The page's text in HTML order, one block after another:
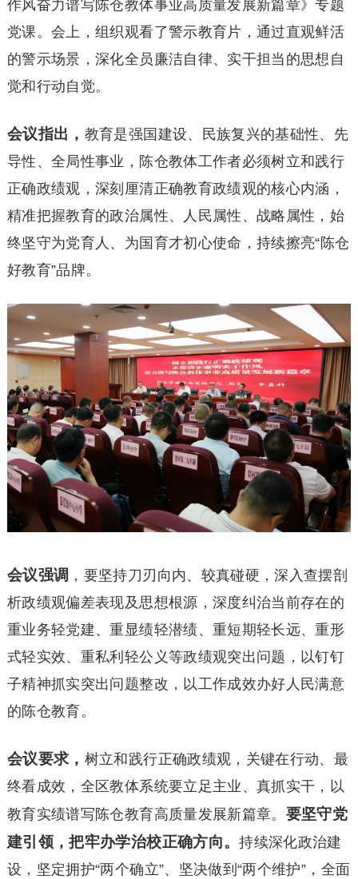
作风奋力谱写陈仓教体事业高质量发展新篇章》专题
党课。会上，组织观看了警示教育片，通过直观鲜活
的警示场景，深化全员廉洁自律、实干担当的思想自
觉和行动自觉。
会议指出， 教育是强国建设、民族复兴的基础性、先
导性、全局性事业，陈仓教体工作者必须树立和践行
正确政绩观，深刻厘清正确教育政绩观的核心内涵，
精准把握教育的政治属性、人民属性、战略属性，始
终坚守为党育人、为国育才初心使命，持续擦亮“陈仓
好教育”品牌。
会议强调 ，要坚持刀刃向内、较真碰硬，深入查摆剖
析政绩观偏差表现及思想根源，深度纠治当前存在的
重业务轻党建、重显绩轻潜绩、重短期轻长远、重形
式轻实效、重私利轻公义等政绩观突出问题，以钉钉
子精神抓实突出问题整改，以工作成效办好人民满意
的陈仓教育。
会议要求， 树立和践行正确政绩观，关键在行动、最
终看成效，全区教体系统要立足主业、真抓实干，以
教育实绩谱写陈仓教育高质量发展新篇章。 要坚守党
建引领，把牢办学治校正确方向。持续深化政治建
设，坚定拥护“两个确立”、坚决做到“两个维护”，全面